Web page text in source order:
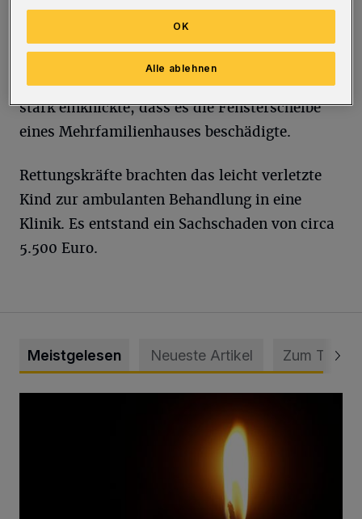
Fahrerin, sodass er auf den Gehweg stürzte.
Der Opel beschädigte zwei geparkte Autos
(BMW und Seat) und stieß gegen ein
aufgestelltes Verkehrszeichen, welches so
stark einknickte, dass es die Fensterscheibe
eines Mehrfamilienhauses beschädigte.
Rettungskräfte brachten das leicht verletzte
Kind zur ambulanten Behandlung in eine
Klinik. Es entstand ein Sachschaden von circa
5.500 Euro.
Meistgelesen Neueste Artikel Zum Thema
Alle ablehnen
OK